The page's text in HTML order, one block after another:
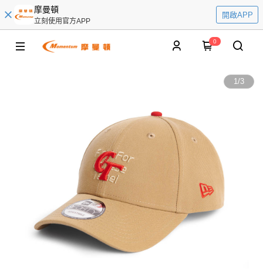
摩曼頓
立刻使用官方APP
開啟APP
0
1/3